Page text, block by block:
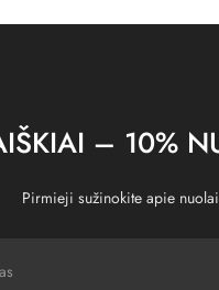
– 10%
Pirmieji sužinokite apie